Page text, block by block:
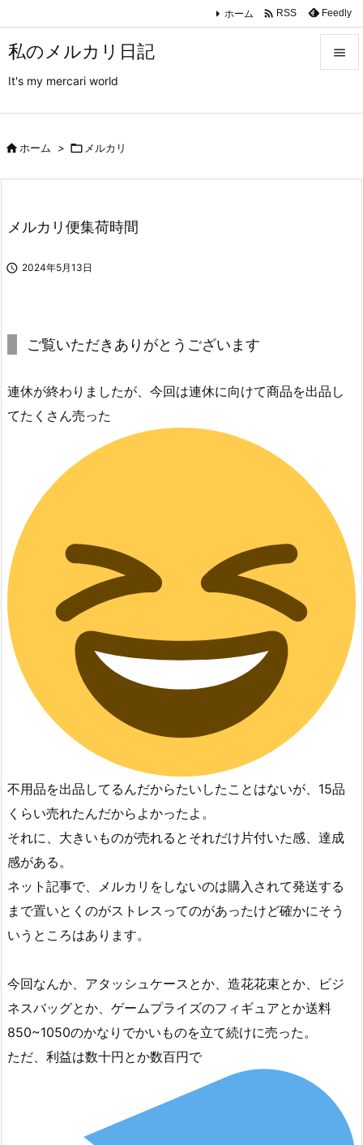
私のメルカリ日記
It's my mercari world

ホーム  RSS Feedly
ホーム >  メルカリ
メルカリ便集荷時間
 2024年5月13日
ご覧いただきありがとうございます
連休が終わりましたが、今回は連休に向けて商品を出品し
てたくさん売った
不用品を出品してるんだからたいしたことはないが、15品
くらい売れたんだからよかったよ。
それに、大きいものが売れるとそれだけ片付いた感、達成
感がある。
ネット記事で、メルカリをしないのは購入されて発送する
まで置いとくのがストレスってのがあったけど確かにそう
いうところはあります。
今回なんか、アタッシュケースとか、造花花束とか、ビジ
ネスバッグとか、ゲームプライズのフィギュアとか送料
850~1050のかなりでかいものを立て続けに売った。
ただ、利益は数十円とか数百円で